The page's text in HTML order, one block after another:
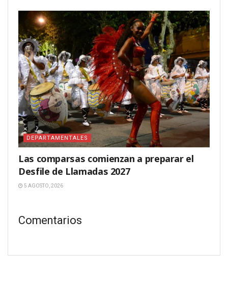
DEPARTAMENTALES
Las comparsas comienzan a preparar el
Desfile de Llamadas 2027
5 AGOSTO, 2026
Comentarios